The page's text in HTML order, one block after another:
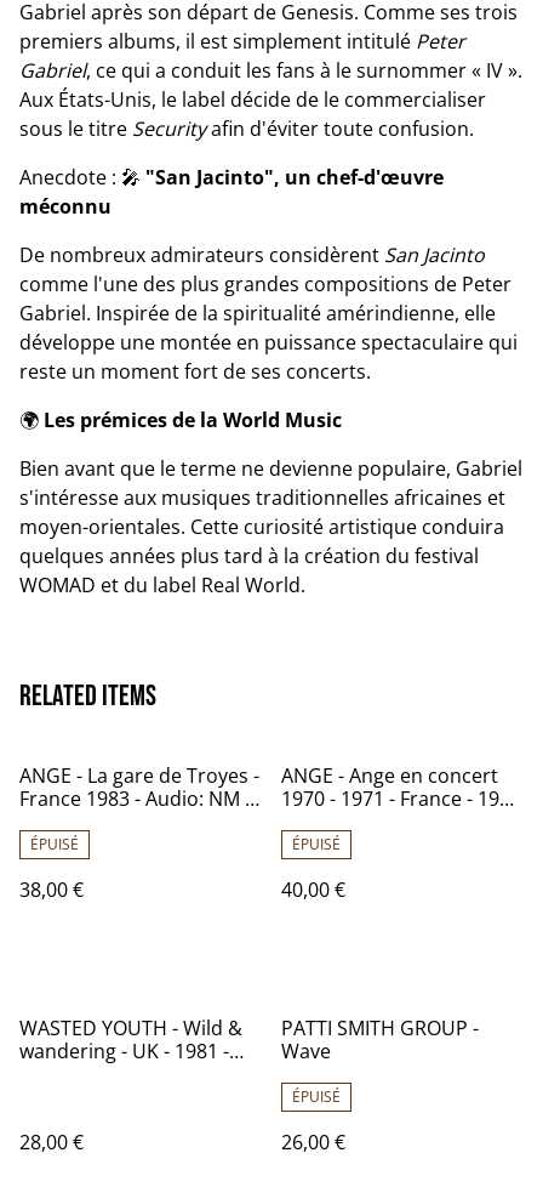
Gabriel après son départ de Genesis. Comme ses trois
premiers albums, il est simplement intitulé Peter
Gabriel, ce qui a conduit les fans à le surnommer « IV ».
Aux États-Unis, le label décide de le commercialiser
sous le titre Securityafin d'éviter toute confusion.
Anecdote : 🎤 "San Jacinto", un chef-d'œuvre
méconnu
De nombreux admirateurs considèrent San Jacinto
comme l'une des plus grandes compositions de Peter
Gabriel. Inspirée de la spiritualité amérindienne, elle
développe une montée en puissance spectaculaire qui
reste un moment fort de ses concerts.
🌍 Les prémices de la World Music
Bien avant que le terme ne devienne populaire, Gabriel
s'intéresse aux musiques traditionnelles africaines et
moyen-orientales. Cette curiosité artistique conduira
quelques années plus tard à la création du festival
WOMAD et du label Real World.
Related items
ANGE - La gare de Troyes -
France 1983 - Audio: NM -
ÉPUISÉ
38,00 €
ANGE - Ange en concert
1970 - 1971 - France - 1978
37153
ÉPUISÉ
40,00 €
WASTED YOUTH - Wild &
wandering - UK - 1981 -
28,00 €
PATTI SMITH GROUP -
Wave
ÉPUISÉ
26,00 €